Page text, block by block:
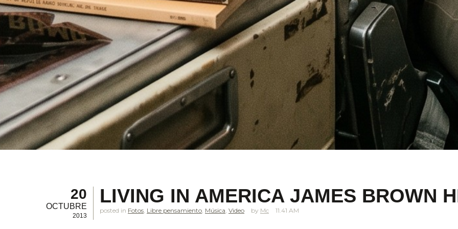
20
OCTUBRE
2013
LIVING IN AMERICA JAMES BROWN
posted in Fotos, Libre pensamiento, Música, Video Mc 11.41 AM